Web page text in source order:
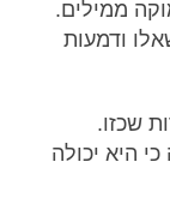
ממילים.
ודמעות
שכזו.
היא יכולה